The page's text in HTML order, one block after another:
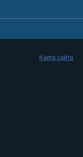
Карта сайта